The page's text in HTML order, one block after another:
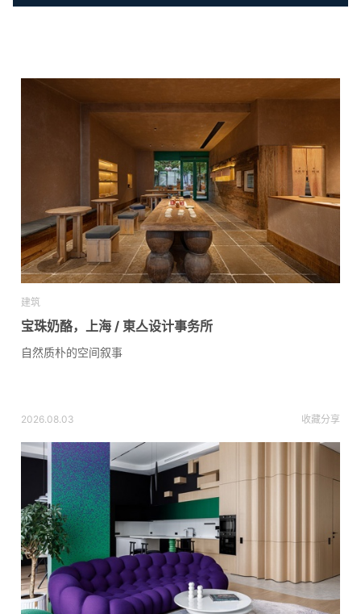
建筑
宝珠奶酪，上海 / 東亼设计事务所
自然质朴的空间叙事
2026.08.03 收藏分享